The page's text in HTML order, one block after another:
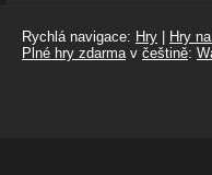
Rychlá navigace: Hry Hry
Plné hry zdarma v češtině: